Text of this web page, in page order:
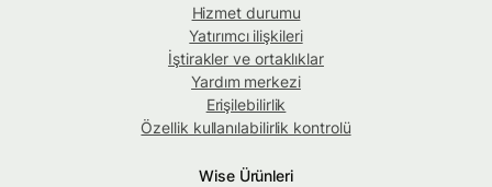
Hizmet durumu
Yatırımcı ilişkileri
İştirakler ve ortaklıklar
Yardım merkezi
Erişilebilirlik
Özellik kullanılabilirlik kontrolü
Wise Ürünleri